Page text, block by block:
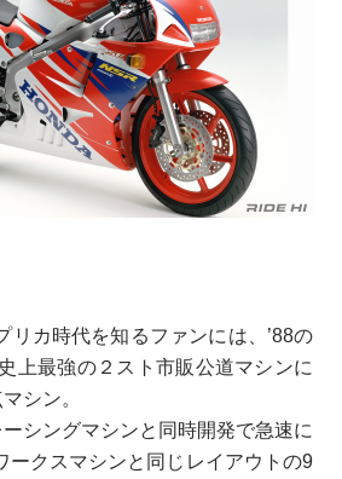
リカ時代を知るファンには、’88の
上最強の２スト市販公道マシンに
シン。
シングマシンと同時開発で急速に
ークスマシンと同じレイアウトの9